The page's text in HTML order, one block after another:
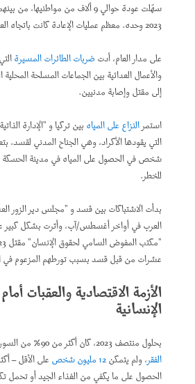
2023 وحده. معظم عمليات الإعادة كانت باتجاه العراق المجاور.
على مدار العام، أدتضربات الطائرات المسيرةالتي
والأعمال العدائية بين الجماعات المسلحة
إلى مقتل وإصابة مدنيين.
استمرالنزاع على المياهبين تركيا و "الإدارة
التي يقودها الأكراد، وهي الجناح المدني
شخص في الحصول على المياه في مدينة الحسكة
للخطر.
بدأت الاشتباكات بين قسد و "مجلس دير الزور
العرب في أواخر أغسطس/آب، وأثرت بشكل كبير
عشرات من قبل قسد بسبب تورطهم المزعوم في
الأزمة الاقتصادية والعقبات
الإنسانية
بحلول منتصف 2023، كان أكثر من 90% من السوريين يعيشون تحت
الفقر، ولم يتمكن12 مليون شخص
على الأقل –